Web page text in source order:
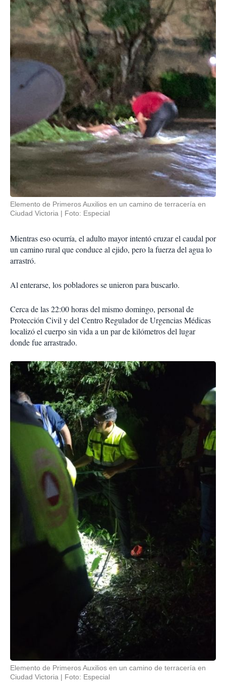
Elemento de Primeros Auxilios en un camino de terracería en
Ciudad Victoria
Foto: Especial
Mientras eso ocurría, el adulto mayor intentó cruzar el caudal por
un camino rural que conduce al ejido, pero la fuerza del agua lo
arrastró.
Al enterarse, los pobladores se unieron para buscarlo.
Cerca de las 22:00 horas del mismo domingo, personal de
Protección Civil y del Centro Regulador de Urgencias Médicas
localizó el cuerpo sin vida a un par de kilómetros del lugar
donde fue arrastrado.
Elemento de Primeros Auxilios en un camino de terracería en
Ciudad Victoria
Foto: Especial